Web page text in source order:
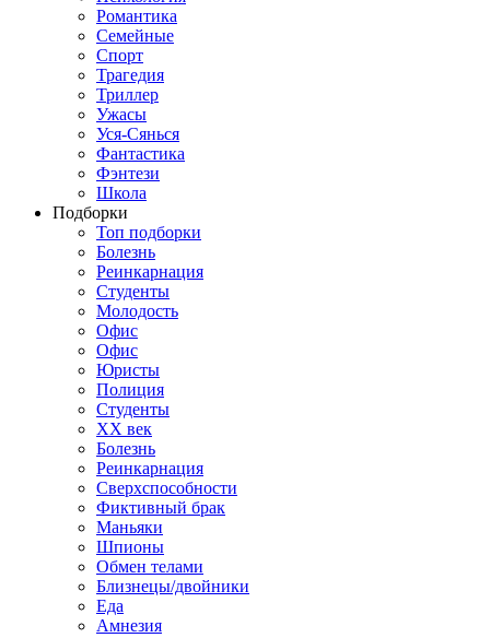
Романтика
Семейные
Спорт
Трагедия
Триллер
Ужасы
Уся-Сянься
Фантастика
Фэнтези
Школа
Подборки
Топ подборки
Болезнь
Реинкарнация
Студенты
Молодость
Офис
Офис
Юристы
Полиция
Студенты
ХХ век
Болезнь
Реинкарнация
Сверхспособности
Фиктивный брак
Маньяки
Шпионы
Обмен телами
Близнецы/двойники
Еда
Амнезия